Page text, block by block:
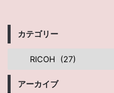
カテゴリー
アーカイブ